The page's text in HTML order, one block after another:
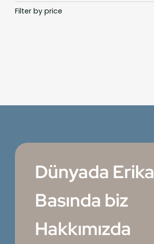
Filter by price
Dünyada Erika
Basında biz
Hakkımızda